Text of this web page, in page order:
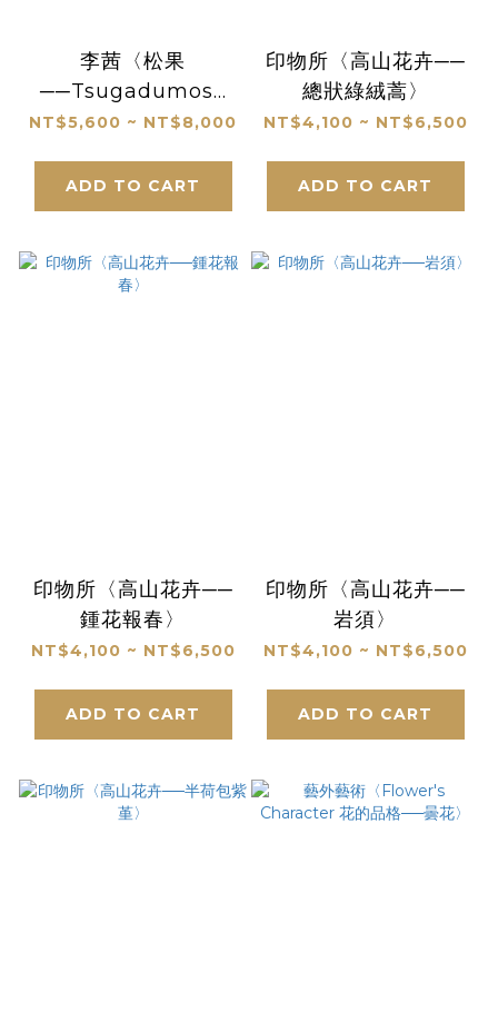
李茜〈松果
──Tsugadumosa
雲南鐵杉〉限量版畫
NT$5,600 ~ NT$8,000
ADD TO CART
印物所〈高山花卉──
總狀綠絨蒿〉
NT$4,100 ~ NT$6,500
ADD TO CART
印物所〈高山花卉──
鍾花報春〉
NT$4,100 ~ NT$6,500
ADD TO CART
印物所〈高山花卉──
岩須〉
NT$4,100 ~ NT$6,500
ADD TO CART